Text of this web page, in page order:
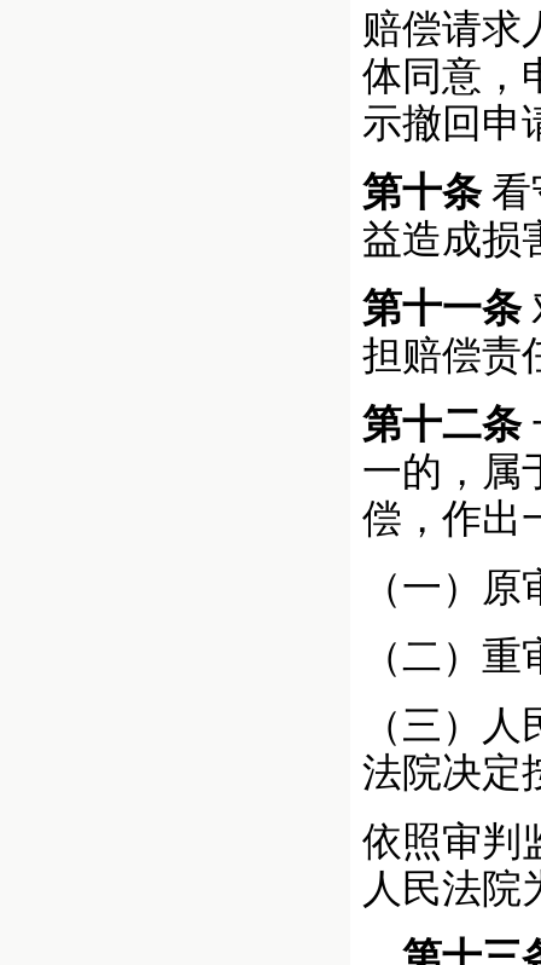
赔偿请求
体同意，
示撤回申
第十条看
益造成损
第十一条
担赔偿责
第十二条
一的，属
偿，作出
（一）
（二）
（三）
法院决定
依照审判
人民法院